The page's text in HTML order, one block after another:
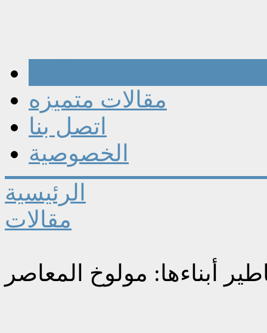
مقالات متميزه
اتصل بنا
الخصوصية
الرئيسية
مقالات
أبناءها: مولوخ المعاصر